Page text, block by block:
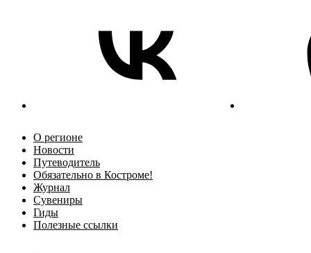
О регионе
Новости
Путеводитель
Обязательно в Костроме!
Журнал
Сувениры
Гиды
Полезные ссылки